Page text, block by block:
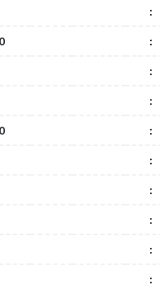
:
0 :
:
:
0 :
:
:
:
:
:
:
0 :
:
:
0 :
:
:
:
:
: